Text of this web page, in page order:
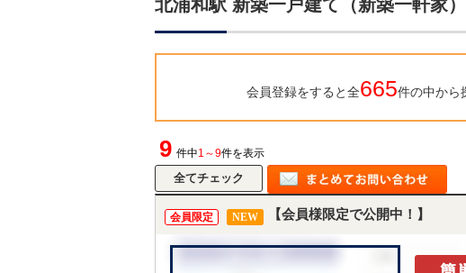
北浦和駅 新築一戸建て（新築一軒家
会員登録をすると全665件の中から
9 件中1～9件を表示
会員限定 NEW 【会員様限定で公開中！】